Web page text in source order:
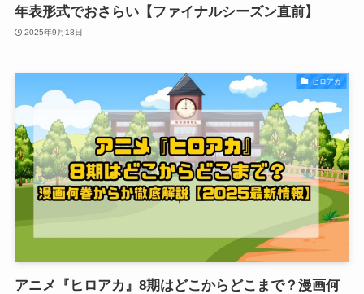
年表形式でおさらい【ファイナルシーズン直前】
2025年9月18日
ヒロアカ
アニメ『ヒロアカ』8期はどこからどこまで？漫画何